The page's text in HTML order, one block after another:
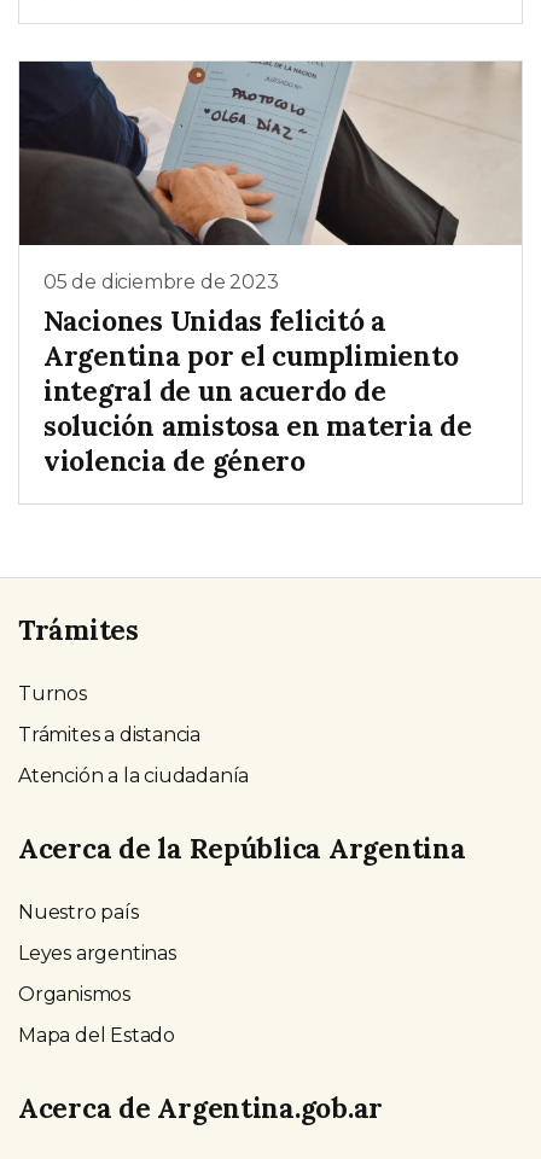
05 de diciembre de 2023
Naciones Unidas felicitó a
Argentina por el cumplimiento
integral de un acuerdo de
solución amistosa en materia de
violencia de género
Trámites
Turnos
Trámites a distancia
Atención a la ciudadanía
Acerca de la República Argentina
Nuestro país
Leyes argentinas
Organismos
Mapa del Estado
Acerca de Argentina.gob.ar